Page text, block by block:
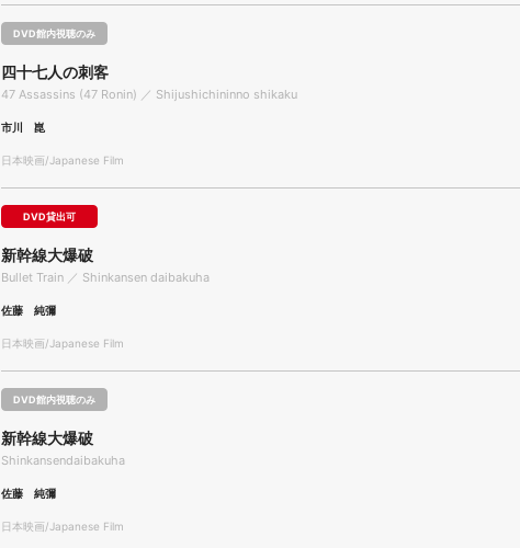
DVD館内視聴のみ
四十七人の刺客
47 Assassins (47 Ronin) ／ Shijushichininno shikaku
市川 崑
日本映画/Japanese Film
DVD貸出可
新幹線大爆破
Bullet Train ／ Shinkansen daibakuha
佐藤 純彌
日本映画/Japanese Film
DVD館内視聴のみ
新幹線大爆破
Shinkansendaibakuha
佐藤 純彌
日本映画/Japanese Film